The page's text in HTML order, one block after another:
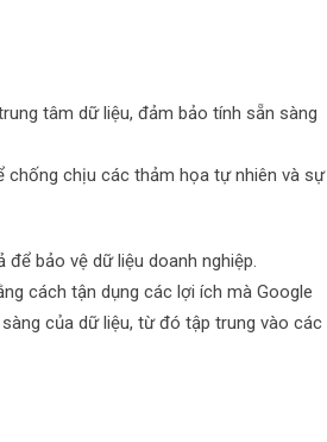
tâm dữ liệu, đảm bảo tính sẵn sàng
chống chịu các thảm họa tự nhiên và sự
bảo vệ dữ liệu doanh nghiệp.
cách tận dụng các lợi ích mà Google
của dữ liệu, từ đó tập trung vào các